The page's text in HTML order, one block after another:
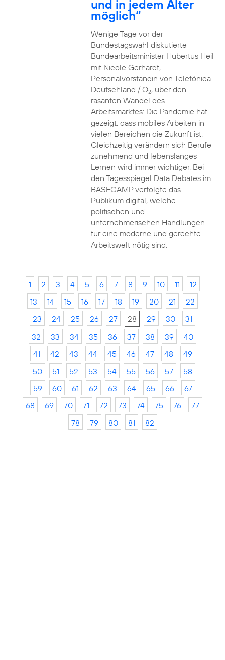
und in jedem Alter
möglich“
Wenige Tage vor der
Bundestagswahl diskutierte
Bundearbeitsminister Hubertus Heil
mit Nicole Gerhardt,
Personalvorständin von Telefónica
Deutschland / O2, über den
rasanten Wandel des
Arbeitsmarktes: Die Pandemie hat
gezeigt, dass mobiles Arbeiten in
vielen Bereichen die Zukunft ist.
Gleichzeitig verändern sich Berufe
zunehmend und lebenslanges
Lernen wird immer wichtiger. Bei
den Tagesspiegel Data Debates im
BASECAMP verfolgte das
Publikum digital, welche
politischen und
unternehmerischen Handlungen
für eine moderne und gerechte
Arbeitswelt nötig sind.
1 2 3 4 5 6 7 8 9 10 11
12
13
14 15 16 17 18 19 20 21
22
23
24 25 26 27 28 29 30
31
32
33 34 35 36 37 38 39
40
41
42 43 44 45 46 47 48
49
50
51 52 53 54 55 56 57
58
59
60 61 62 63 64 65 66
67
68
69 70 71 72 73 74 75 76
77
78
79 80 81 82